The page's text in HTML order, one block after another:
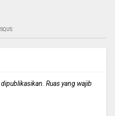
Ruas yang wajib